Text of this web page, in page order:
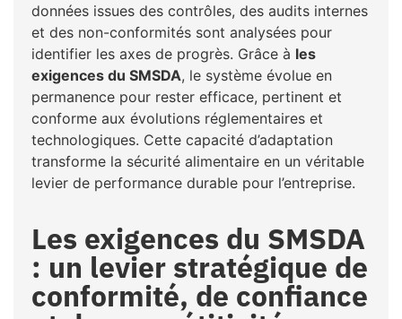
données issues des contrôles, des audits internes
et des non-conformités sont analysées pour
identifier les axes de progrès. Grâce à les
exigences du SMSDA, le système évolue en
permanence pour rester efficace, pertinent et
conforme aux évolutions réglementaires et
technologiques. Cette capacité d’adaptation
transforme la sécurité alimentaire en un véritable
levier de performance durable pour l’entreprise.
Les exigences du SMSDA
: un levier stratégique de
conformité, de confiance